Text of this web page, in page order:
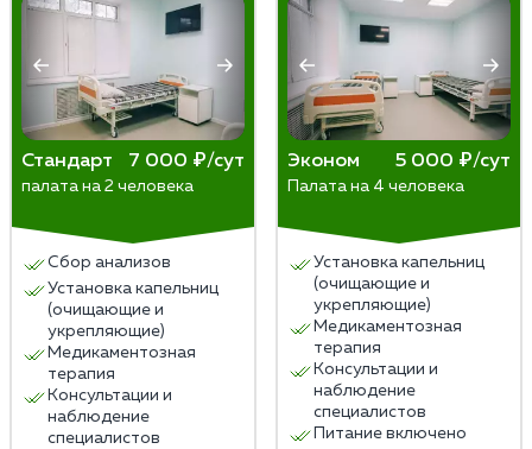
пациент должен дождаться, когда вещество
выйдет из организма естественным путем. Иногда,
впрочем, имплант изымают или назначают
диуретики, чтобы ускорить процесс. Пить сразу
после опасно — симптомы отравления хоть и будут
слабее, но проявятся.
стоит удержаться от спиртного, чтобы не ввергать
организм в стресс.
Стандарт 7 000 ₽/сут
палата на 2 человека
Сбор анализов
Установка капельниц
(очищающие и
укрепляющие)
Медикаментозная
терапия
Консультации и
наблюдение
специалистов
Эконом 5 000 ₽/сут
Палата на 4 человека
Установка капельниц
(очищающие и
укрепляющие)
Медикаментозная
терапия
Консультации и
наблюдение
специалистов
Питание включено